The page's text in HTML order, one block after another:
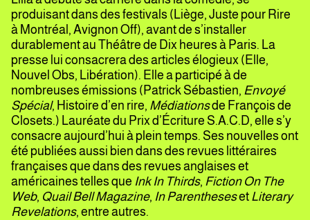
produisant dans des festivals (Liège, Juste pour Rire
à Montréal, Avignon Off), avant de s’installer
durablement au Théâtre de Dix heures à Paris. La
presse lui consacrera des articles élogieux (Elle,
Nouvel Obs, Libération). Elle a participé à de
nombreuses émissions (Patrick Sébastien, Envoyé
Spécial, Histoire d’en rire, Médiationsde François de
Closets.) Lauréate du Prix d’Écriture S.A.C.D, elle s’y
consacre aujourd’hui à plein temps. Ses nouvelles ont
été publiées aussi bien dans des revues littéraires
françaises que dans des revues anglaises et
américaines telles que Ink In Thirds, Fiction On The
Web, Quail Bell Magazine, In Parentheseset Literary
Revelations, entre autres.